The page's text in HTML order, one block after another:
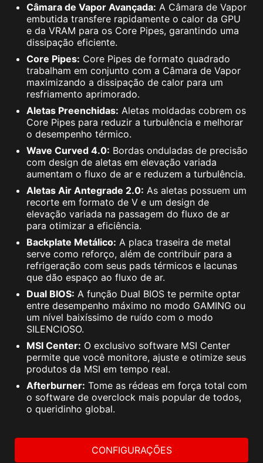
Câmara de Vapor Avançada: A Câmara de Vapor
embutida transfere rapidamente o calor da GPU
e da VRAM para os Core Pipes, garantindo uma
dissipação eficiente.
Core Pipes: Core Pipes de formato quadrado
trabalham em conjunto com a Câmara de Vapor
maximizando a dissipação de calor para um
resfriamento aprimorado.
Aletas Preenchidas: Aletas moldadas cobrem os
Core Pipes para reduzir a turbulência e melhorar
o desempenho térmico.
Wave Curved 4.0: Bordas onduladas de precisão
com design de aletas em elevação variada
aumentam o fluxo de ar e reduzem a turbulência.
Aletas Air Antegrade 2.0: As aletas possuem um
recorte em formato de V e um design de
elevação variada na passagem do fluxo de ar
para otimizar a eficiência.
Backplate Metálico: A placa traseira de metal
serve como reforço, além de contribuir para a
refrigeração com seus pads térmicos e lacunas
que dão espaço ao fluxo de ar.
Dual BIOS: A função Dual BIOS te permite optar
entre desempenho máximo no modo GAMING ou
um nível baixíssimo de ruído com o modo
SILENCIOSO.
MSI Center: O exclusivo software MSI Center
permite que você monitore, ajuste e otimize seus
produtos da MSI em tempo real.
Afterburner: Tome as rédeas em força total com
o software de overclock mais popular de todos,
o queridinho global.
CONFIGURAÇÕES